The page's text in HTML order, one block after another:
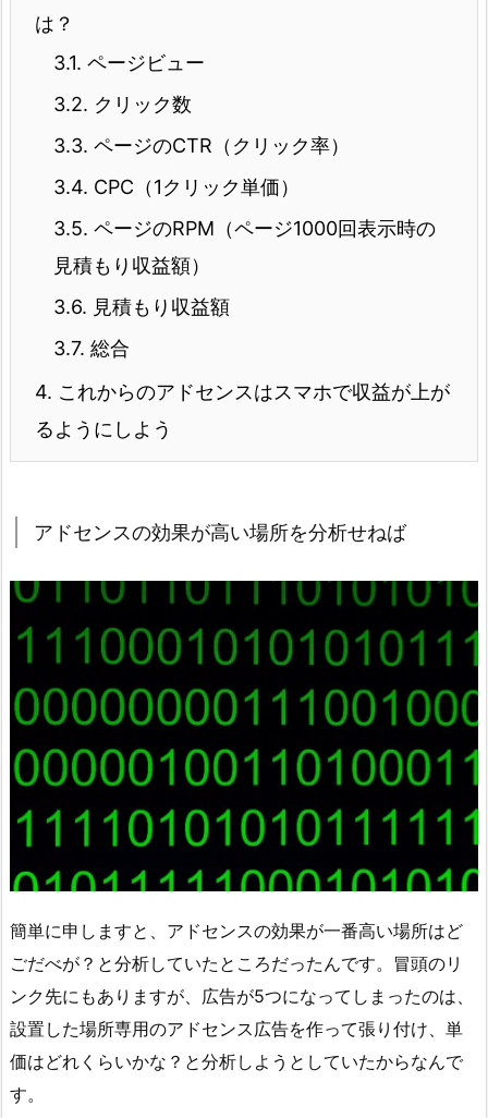
は？
3.1. ページビュー
3.2. クリック数
3.3. ページのCTR（クリック率）
3.4. CPC（1クリック単価）
3.5. ページのRPM（ページ1000回表示時の
見積もり収益額）
3.6. 見積もり収益額
3.7. 総合
4. これからのアドセンスはスマホで収益が上が
るようにしよう
アドセンスの効果が高い場所を分析せねば
簡単に申しますと、アドセンスの効果が一番高い場所はど
ごだべが？と分析していたところだったんです。冒頭のリ
ンク先にもありますが、広告が5つになってしまったのは、
設置した場所専用のアドセンス広告を作って張り付け、単
価はどれくらいかな？と分析しようとしていたからなんで
す。